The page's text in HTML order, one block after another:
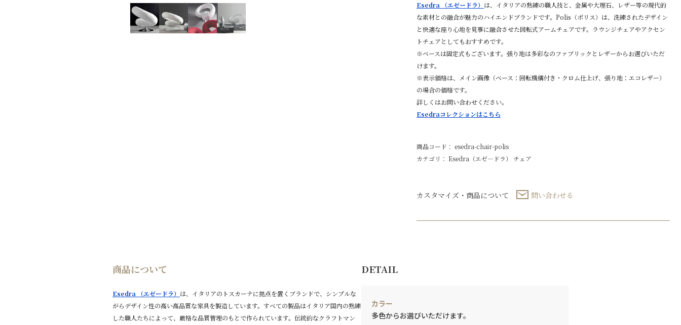
構
付
き
個
Esedra （エゼードラ） は、イタリアの熟練の職人技と、金属や大理石、レザー等の現代的
な素材との融合が魅力のハイエンドブランドです。Polis（ポリス）は、洗練されたデザイン
と快適な座り心地を見事に融合させた回転式アームチェアです。ラウンジチェアやアクセン
トチェアとしてもおすすめです。
※ベースは固定式もございます。張り地は多彩なのファブリックとレザーからお選びいただ
けます。
※表示価格は、メイン画像（ベース：回転機構付き・クロム仕上げ、張り地：エコレザー）
の場合の価格です。
詳しくはお問い合わせください。
Esedraコレクションはこちら
商品コード： esedra-chair-polis
カテゴリ： Esedra（エゼ―ドラ） チェア
カスタマイズ・商品について 問い合わせる
商品について
Esedra （エゼードラ） は、イタリアのトスカーナに拠点を置くブランドで、シンプルな
がらデザイン性の高い高品質な家具を製造しています。すべての製品はイタリア国内の熟練
した職人たちによって、厳格な品質管理のもとで作られています。伝統的なクラフトマン
DETAIL
カラー
多色からお選びいただけます。